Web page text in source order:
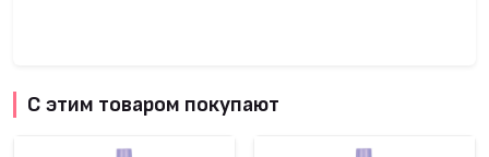
С этим товаром покупают